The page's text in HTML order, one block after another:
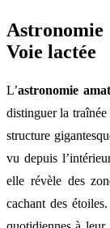
Voie lactée
L’astronomie
distinguer la
structure
vu depuis
elle révèle des
cachant des